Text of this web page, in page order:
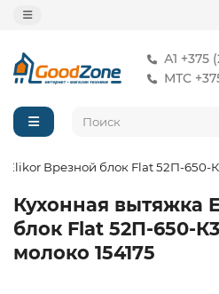
А1 +375
МТС
Elikor Врезной блок Flat 52П-650-
Кухонная вытяжка
блок Flat 52П-650-
молоко 154175